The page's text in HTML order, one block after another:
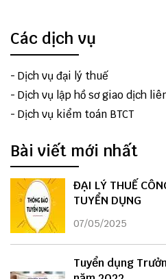
Các dịch vụ
- Dịch vụ đại lý thuế
- Dịch vụ lập hồ sơ giao dịch
- Dịch vụ kiểm toán BTCT
Bài viết mới nhất
ĐẠI LÝ THUẾ
TUYỂN DỤNG
07/05/2025
Tuyển dụng